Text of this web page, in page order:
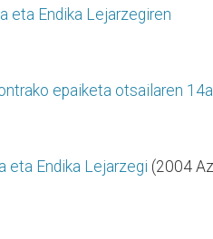
eta Endika Lejarzegiren
epaiketa otsailaren
eta Endika Lejarzegi (2004